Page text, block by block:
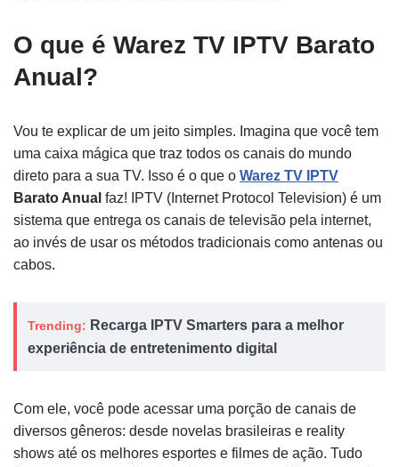
O que é Warez TV IPTV Barato
Anual?
Vou te explicar de um jeito simples. Imagina que você tem
uma caixa mágica que traz todos os canais do mundo
direto para a sua TV. Isso é o que o Warez TV IPTV
Barato Anual faz! IPTV (Internet Protocol Television) é um
sistema que entrega os canais de televisão pela internet,
ao invés de usar os métodos tradicionais como antenas ou
cabos.
Trending: Recarga IPTV Smarters para a melhor
experiência de entretenimento digital
Com ele, você pode acessar uma porção de canais de
diversos gêneros: desde novelas brasileiras e reality
shows até os melhores esportes e filmes de ação. Tudo